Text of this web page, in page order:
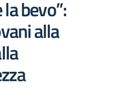
bevo”:
alla